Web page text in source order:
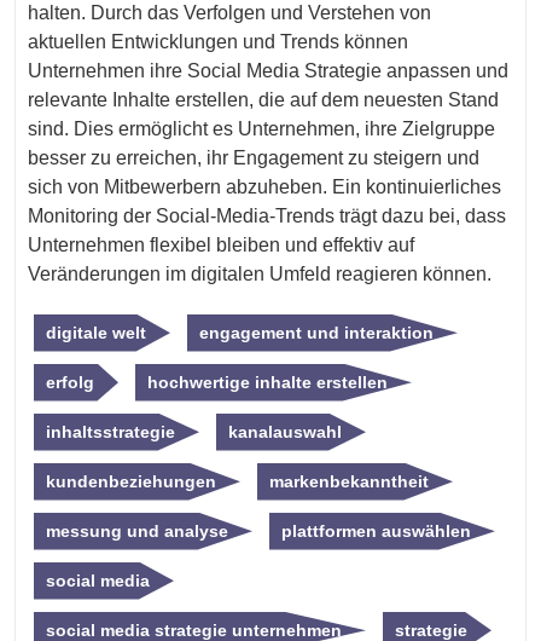
halten. Durch das Verfolgen und Verstehen von
aktuellen Entwicklungen und Trends können
Unternehmen ihre Social Media Strategie anpassen und
relevante Inhalte erstellen, die auf dem neuesten Stand
sind. Dies ermöglicht es Unternehmen, ihre Zielgruppe
besser zu erreichen, ihr Engagement zu steigern und
sich von Mitbewerbern abzuheben. Ein kontinuierliches
Monitoring der Social-Media-Trends trägt dazu bei, dass
Unternehmen flexibel bleiben und effektiv auf
Veränderungen im digitalen Umfeld reagieren können.
digitale welt engagement und interaktion
erfolg hochwertige inhalte erstellen
inhaltsstrategie kanalauswahl
kundenbeziehungen markenbekanntheit
messung und analyse plattformen auswählen
social media
social media strategie unternehmen strategie